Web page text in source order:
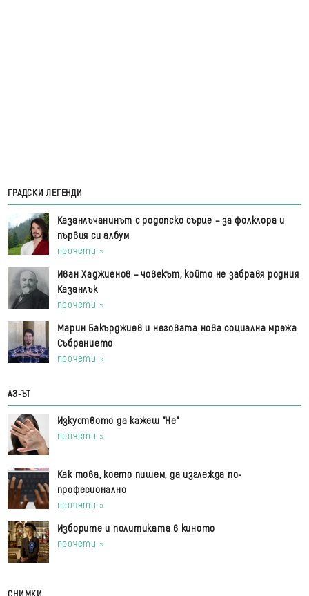
ГРАДСКИ ЛЕГЕНДИ
Казанлъчанинът с родопско сърце – за фолклора и
първия си албум
прочети »
Иван Хаджиенов – човекът, който не забравя родния
Казанлък
прочети »
Марин Бакърджиев и неговата нова социална мрежа
Събранието
прочети »
АЗ-ЪТ
Изкуството да кажеш "Не"
прочети »
Как това, което пишем, да изглежда по-
професионално
прочети »
Изборите и политиката в киното
прочети »